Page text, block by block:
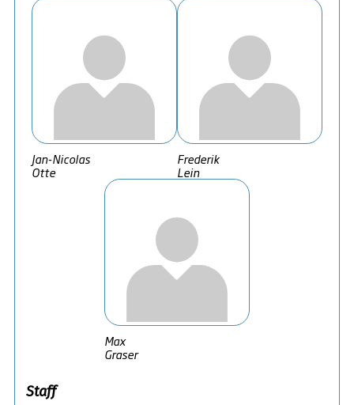
Jan-Nicolas
Otte
Frederik
Lein
Max
Graser
Staff